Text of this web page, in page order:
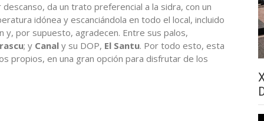
da un trato preferencial a la sidra, con un
idónea y escanciándola en todo el local, incluido
y, por supuesto, agradecen. Entre sus palos,
; y Canal y su DOP, El Santu. Por todo esto, esta
propios, en una gran opción para disfrutar de los